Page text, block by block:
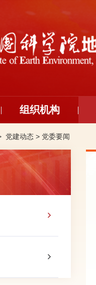
组织机构
党建动态 > 党委要闻